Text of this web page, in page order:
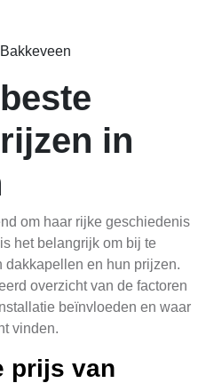
in
om haar rijke geschiedenis
het belangrijk om bij te
dakkapellen en hun prijzen.
overzicht van de factoren
beïnvloeden en waar
vinden.
prijs van